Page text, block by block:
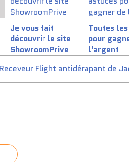
Je vous fait
découvrir le site
ShowroomPrive
Toutes
pour
l'argent